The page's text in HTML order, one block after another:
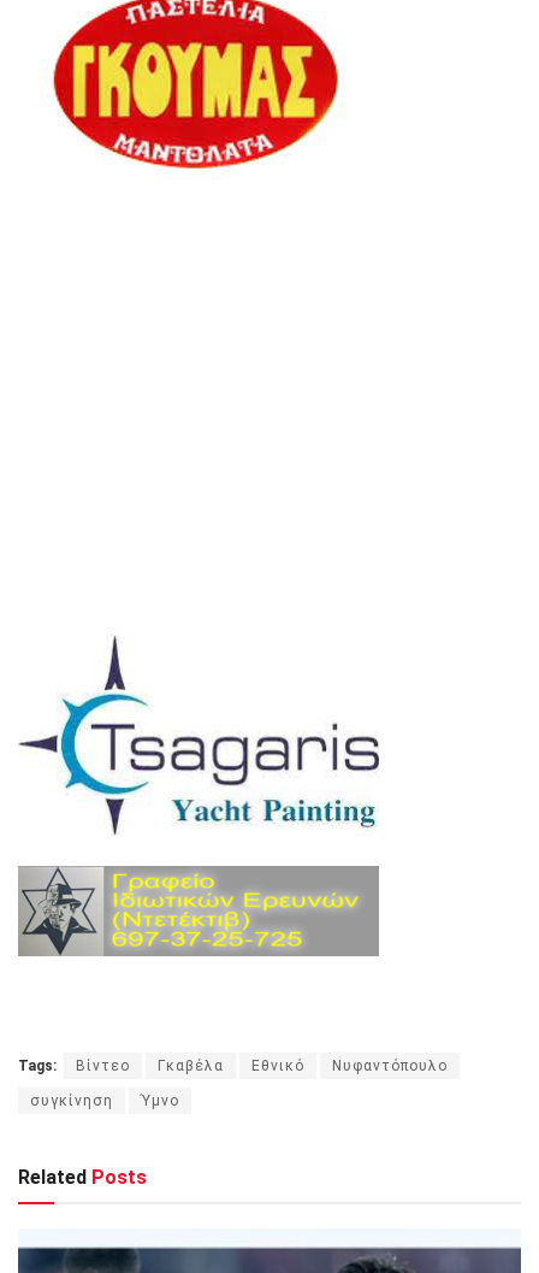
Tags: Βίντεο Γκαβέλα Εθνικό Νυφαντόπουλο
συγκίνηση Ύμνο
Related Posts